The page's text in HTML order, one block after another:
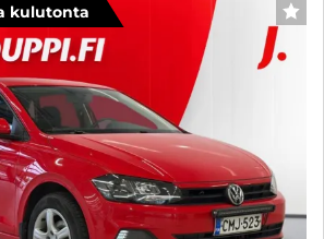
kulutonta